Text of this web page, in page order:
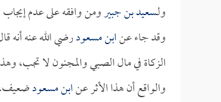
ولـسعيد بن جبيرومن وافقه على عدم إيجاب
وقد جاء عنابن مسعودرضي الله عنه أنه
الزكاة في مال الصبي والمجنون لا تجب،
والواقع أن هذا الأثر عنابن مسعود